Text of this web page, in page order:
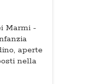
Marmi -
aperte
nella